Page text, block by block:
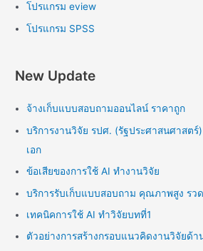
โปรแกรม eview
โปรแกรม SPSS
New Update
จ้างเก็บแบบสอบถามออนไลน์ ราคาถูก
บริการงานวิจัย รปศ. (รัฐประศาสนศาส
เอก
ข้อเสียของการใช้ AI ทำงานวิจัย
บริการรับเก็บแบบสอบถาม คุณภาพสูง รว
เทคนิคการใช้ AI ทำวิจัยบทที่1
ตัวอย่างการสร้างกรอบแนวคิดงานวิจัยด้